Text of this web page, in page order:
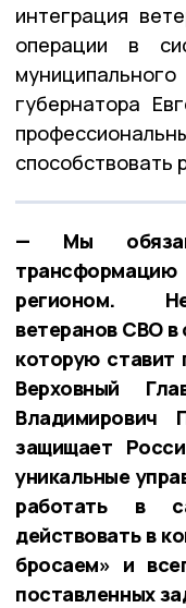
интеграция
операции в
губернатора
способствовать
— Мы
регионом.
ветеранов СВО в
которую
Верховный
защищает
уникальные
работать в
действовать в
бросаем» и
поставленных